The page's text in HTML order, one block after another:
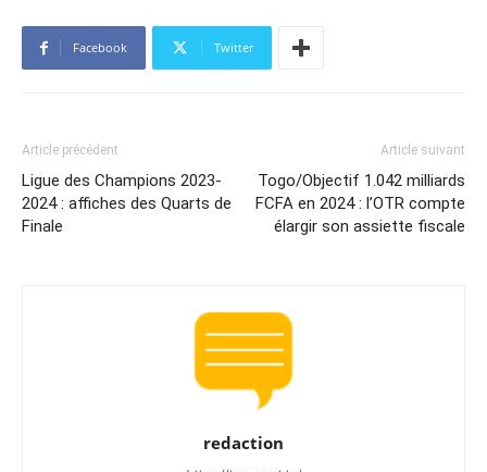
Facebook Twitter
Article précédent
Ligue des Champions 2023-
2024 : affiches des Quarts de
Finale
Article suivant
Togo/Objectif 1.042 milliards
FCFA en 2024 : l’OTR compte
élargir son assiette fiscale
redaction